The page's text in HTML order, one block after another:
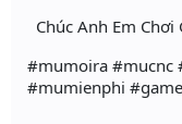
Chúc Anh Em Chơi
#mumoira #mucnc
#mumienphi